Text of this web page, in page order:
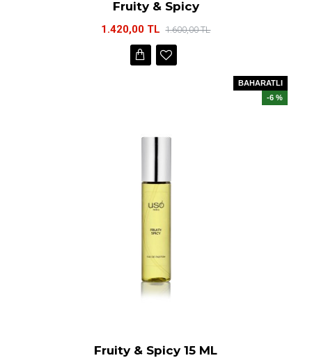
Fruity & Spicy
1.420,00 TL 1.600,00 TL
BAHARATLI
-6 %
Fruity & Spicy 15 ML